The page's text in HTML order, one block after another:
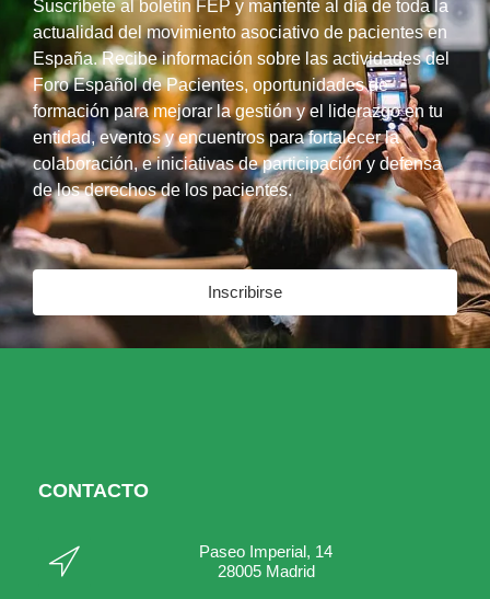
Suscríbete al boletín FEP y mantente al día de toda la
actualidad del movimiento asociativo de pacientes en
España. Recibe información sobre las actividades del
Foro Español de Pacientes, oportunidades de
formación para mejorar la gestión y el liderazgo en tu
entidad, eventos y encuentros para fortalecer la
colaboración, e iniciativas de participación y defensa
de los derechos de los pacientes.
Inscribirse
CONTACTO
Paseo Imperial, 14
28005 Madrid